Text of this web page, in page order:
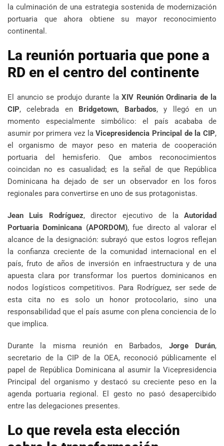
la culminación de una estrategia sostenida de modernización
portuaria que ahora obtiene su mayor reconocimiento
continental.
La reunión portuaria que pone a
RD en el centro del continente
El anuncio se produjo durante la XIV Reunión Ordinaria de la
CIP, celebrada en Bridgetown, Barbados, y llegó en un
momento especialmente simbólico: el país acababa de
asumir por primera vez laVicepresidencia Principal de la CIP,
el organismo de mayor peso en materia de cooperación
portuaria del hemisferio. Que ambos reconocimientos
coincidan no es casualidad; es la señal de que República
Dominicana ha dejado de ser un observador en los foros
regionales para convertirse en uno de sus protagonistas.
Jean Luis Rodríguez, director ejecutivo de laAutoridad
Portuaria Dominicana (APORDOM), fue directo al valorar el
alcance de la designación: subrayó que estos logros reflejan
la confianza creciente de la comunidad internacional en el
país, fruto de años de inversión en infraestructura y de una
apuesta clara por transformar los puertos dominicanos en
nodos logísticos competitivos. Para Rodríguez, ser sede de
esta cita no es solo un honor protocolario, sino una
responsabilidad que el país asume con plena conciencia de lo
que implica.
Durante la misma reunión en Barbados, Jorge Durán,
secretario de la CIP de la OEA, reconoció públicamente el
papel de República Dominicana al asumir la Vicepresidencia
Principal del organismo y destacó su creciente peso en la
agenda portuaria regional. El gesto no pasó desapercibido
entre las delegaciones presentes.
Lo que revela esta elección